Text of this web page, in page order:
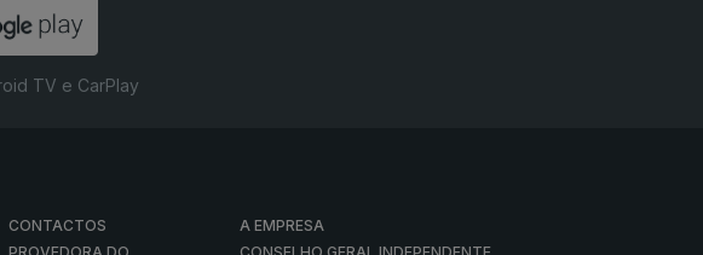
TV e CarPlay
CONTACTOS
A EMPRESA